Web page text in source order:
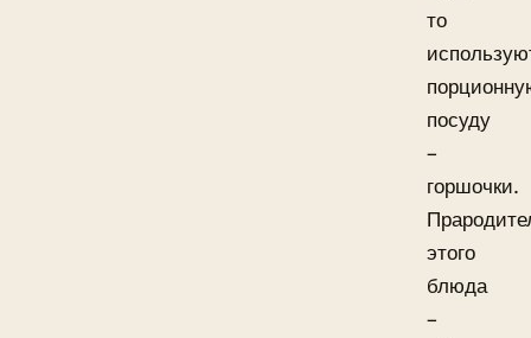
то
посуду
–
горшочки.
этого
блюда
–